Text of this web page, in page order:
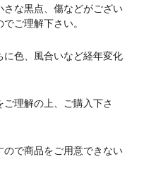
さな黒点、傷などがござい
ご理解下さい。
に色、風合いなど経年変化
理解の上、ご購入下さ
ので商品をご用意できない